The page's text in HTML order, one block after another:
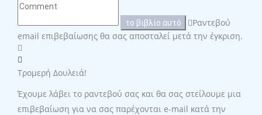
το βιβλίο αυτό
Ραντεβού
email επιβεβαίωσης θα σας αποσταλεί μετά την έγκριση.
Τρομερή Δουλειά!
Έχουμε λάβει το ραντεβού σας και θα σας στείλουμε μια
επιβεβαίωση για να σας παρέχονται e-mail κατά την